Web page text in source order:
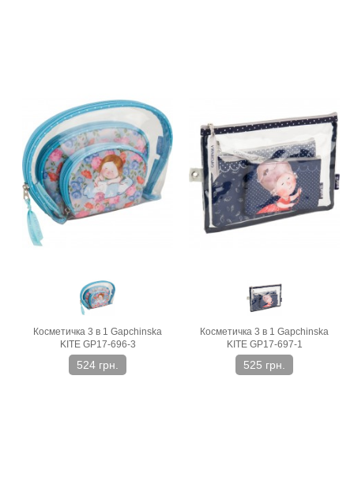
Косметичка 3 в 1 Gapchinska
KITE GP17-696-3
524 грн.
Косметичка 3 в 1 Gapchinska
KITE GP17-697-1
525 грн.